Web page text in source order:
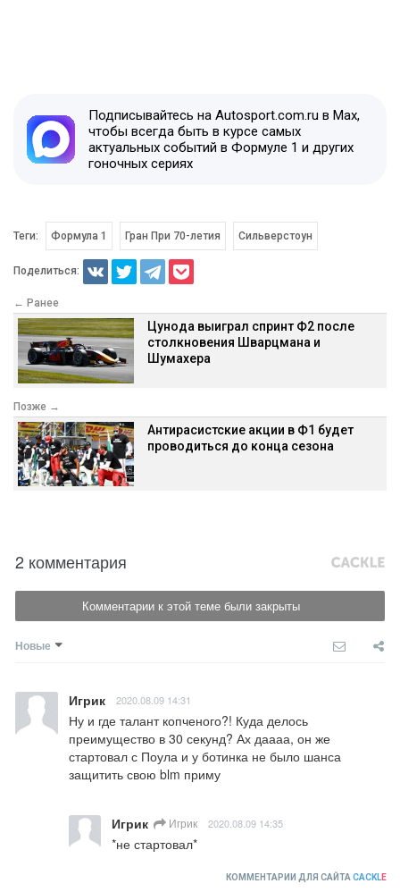
Подписывайтесь на Autosport.com.ru в Max,
чтобы всегда быть в курсе самых
актуальных событий в Формуле 1 и других
гоночных сериях
Теги: Формула 1 Гран При 70-летия Сильверстоун
Поделиться:
← Ранее
Цунода выиграл спринт Ф2 после
столкновения Шварцмана и
Шумахера
Позже →
Антирасистские акции в Ф1 будет
проводиться до конца сезона
2 комментария
Комментарии к этой теме были закрыты
Новые
Игрик 2020.08.09 14:31
Ну и где талант копченого?! Куда делось
преимущество в 30 секунд? Ах даааа, он же
стартовал с Поула и у ботинка не было шанса
защитить свою blm приму
Игрик Игрик 2020.08.09 14:35
*не стартовал*
КОММЕНТАРИИ ДЛЯ САЙТА CACKLE